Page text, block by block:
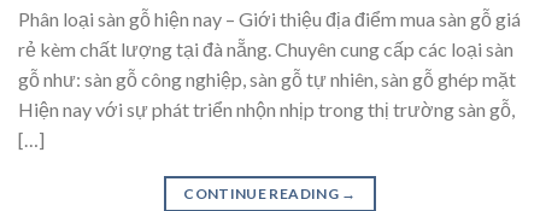
Phân loại sàn gỗ hiện nay – Giới thiệu địa điểm mua sàn gỗ giá
rẻ kèm chất lượng tại đà nẵng. Chuyên cung cấp các loại sàn
gỗ như: sàn gỗ công nghiệp, sàn gỗ tự nhiên, sàn gỗ ghép mặt
Hiện nay với sự phát triển nhộn nhịp trong thị trường sàn gỗ,
[…]
CONTINUE READING →